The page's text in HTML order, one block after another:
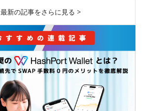
最新の記事をさらに見る >